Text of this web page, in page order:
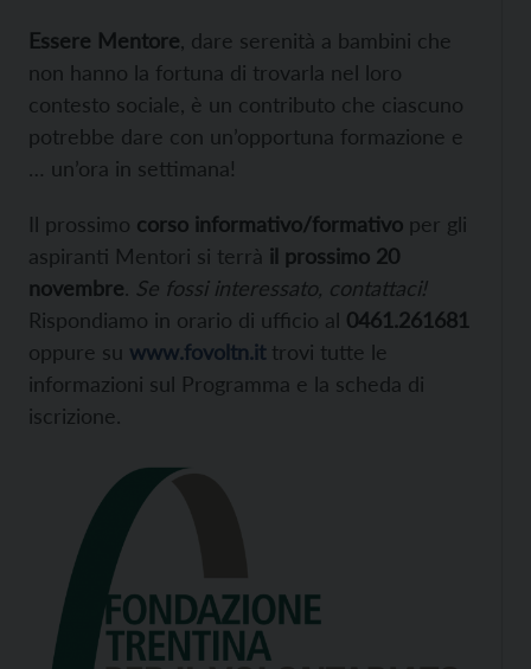
Essere Mentore , dare serenità a bambini che
non hanno la fortuna di trovarla nel loro
contesto sociale, è un contributo che ciascuno
potrebbe dare con un’opportuna formazione e
… un’ora in settimana!
Il prossimo corso informativo/formativo per gli
aspiranti Mentori si terrà il prossimo 20
novembre. Se fossi interessato, contattaci!
Rispondiamo in orario di ufficio al 0461.261681
oppure su www.fovoltn.it trovi tutte le
informazioni sul Programma e la scheda di
iscrizione.